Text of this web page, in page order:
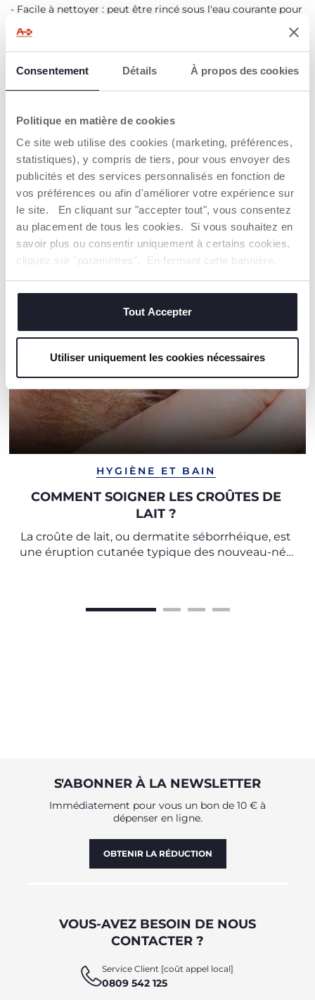
Consentement Détails À propos des cookies
Politique en matière de cookies
Ce site web utilise des cookies (marketing, préférences,
statistiques), y compris de tiers, pour vous envoyer des
publicités et des services personnalisés en fonction de
vos préférences ou afin d'améliorer votre expérience sur
le site. En cliquant sur "accepter tout", vous consentez
au placement de tous les cookies. Si vous souhaitez en
savoir plus ou consentir uniquement à certains cookies,
cliquez sur "paramètres". En fermant cette bannière,
techniques, qui sont essentiels au service demandé.
Tout Accepter
Utiliser uniquement les cookies nécessaires
Facile à nettoyer : peut être rincé sous l'eau courante pour
Trouver un Revendeur
NOS RECOMMANDATIONS
HYGIÈNE ET BAIN
COMMENT SOIGNER LES CROÛTES DE
LAIT ?
La croûte de lait, ou dermatite séborrhéique, est
une éruption cutanée typique des nouveau-nés
S'ABONNER À LA NEWSLETTER
Immédiatement pour vous un bon de 10 € à
dépenser en ligne.
OBTENIR LA RÉDUCTION
VOUS-AVEZ BESOIN DE NOUS
CONTACTER ?
Service Client [coût appel local]
0809 542 125